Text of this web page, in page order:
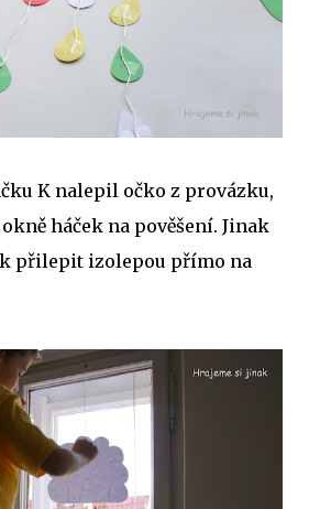
K nalepil očko z provázku,
háček na pověšení. Jinak
přilepit izolepou přímo na